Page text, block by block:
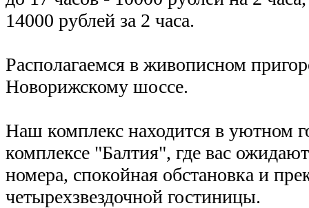
14000 рублей за 2 часа.
Располагаемся в живописном
Новорижскому шоссе.
Наш комплекс находится в уютном
комплексе "Балтия", где вас
номера, спокойная обстановка и
четырехзвездочной гостиницы.